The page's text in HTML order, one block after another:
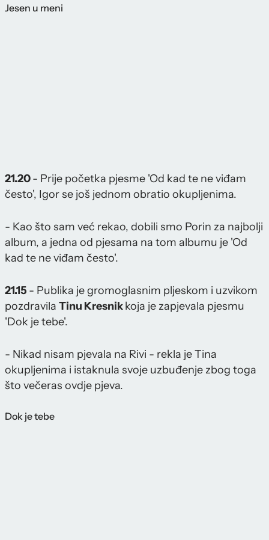
Jesen u meni
21.20- Prije početka pjesme 'Od kad te ne viđam
često', Igor se još jednom obratio okupljenima.
- Kao što sam već rekao, dobili smo Porin za najbolji
album, a jedna od pjesama na tom albumu je 'Od
kad te ne viđam često'.
21.15 - Publika je gromoglasnim pljeskom i uzvikom
pozdravila Tinu Kresnikkoja je zapjevala pjesmu
'Dok je tebe'.
- Nikad nisam pjevala na Rivi - rekla je Tina
okupljenima i istaknula svoje uzbuđenje zbog toga
što večeras ovdje pjeva.
Dok je tebe